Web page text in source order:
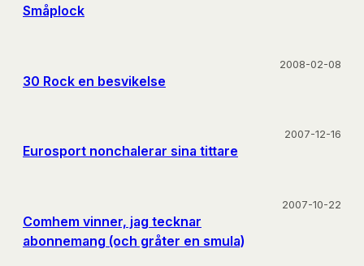
Småplock
30 Rock en besvikelse
2008-02-08
Eurosport nonchalerar sina tittare
2007-12-16
Comhem vinner, jag tecknar
abonnemang (och gråter en smula)
2007-10-22